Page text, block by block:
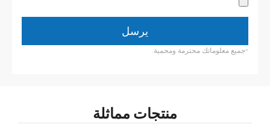
يرسل
*جميع معلوماتك محترمة ومحمية.
منتجات مماثلة